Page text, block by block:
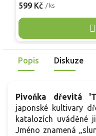
599 Kč / ks
schopností vytvářet
dospělosti vytváří bohatě
metru a podobné šířce.
zaručuje radost z
Popis Diskuze
Pivoňka dřevitá
japonské kultivary
katalozích uváděné
Jméno znamená